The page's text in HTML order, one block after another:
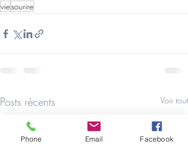
viesourire
Posts récents Voir tout
Phone Email Facebook